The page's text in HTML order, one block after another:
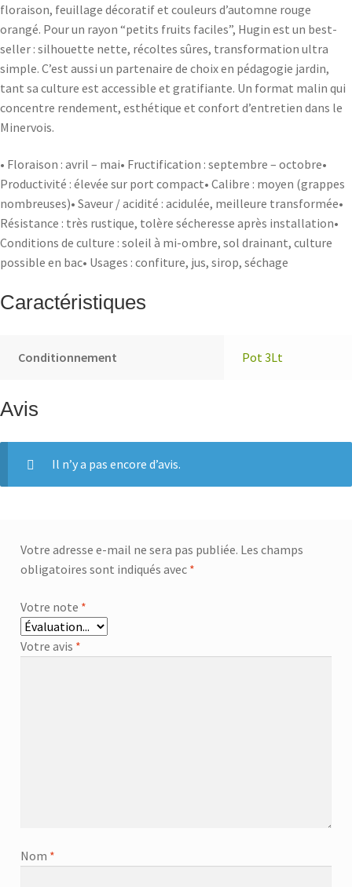
floraison, feuillage décoratif et couleurs d’automne rouge
orangé. Pour un rayon “petits fruits faciles”, Hugin est un best-
seller : silhouette nette, récoltes sûres, transformation ultra
simple. C’est aussi un partenaire de choix en pédagogie jardin,
tant sa culture est accessible et gratifiante. Un format malin qui
concentre rendement, esthétique et confort d’entretien dans le
Minervois.
• Floraison : avril – mai• Fructification : septembre – octobre•
Productivité : élevée sur port compact• Calibre : moyen (grappes
nombreuses)• Saveur / acidité : acidulée, meilleure transformée•
Résistance : très rustique, tolère sécheresse après installation•
Conditions de culture : soleil à mi-ombre, sol drainant, culture
possible en bac• Usages : confiture, jus, sirop, séchage
Caractéristiques
Conditionnement Pot 3Lt
Avis
Il n’y a pas encore d’avis.
Votre adresse e-mail ne sera pas publiée. Les champs
obligatoires sont indiqués avec *
Votre note *
Votre avis *
Nom *